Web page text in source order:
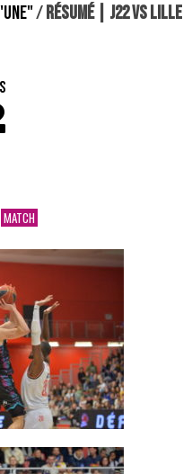
/ RÉSUMÉ | J22 VS LILLE
MATCH